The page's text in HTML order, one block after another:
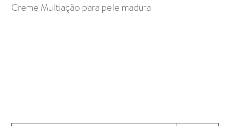
Creme Multiação para pele madura